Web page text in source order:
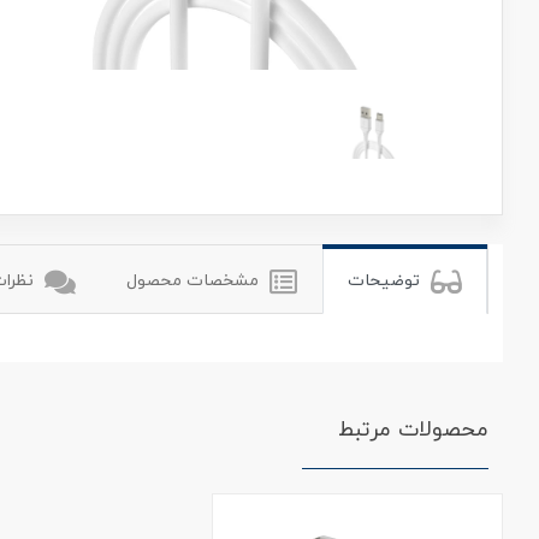
توضیحات مشخصات محصول
محصولات مرتبط